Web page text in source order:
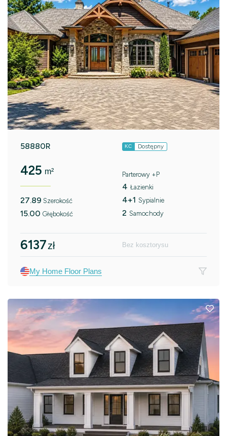
58880R KC Dostępny
425 m²
27.89 Szerokość
15.00 Głębokość
Parterowy +P
4 Łazienki
4+1 Sypialnie
2 Samochody
6137zł Bez kosztorysu
My Home Floor Plans